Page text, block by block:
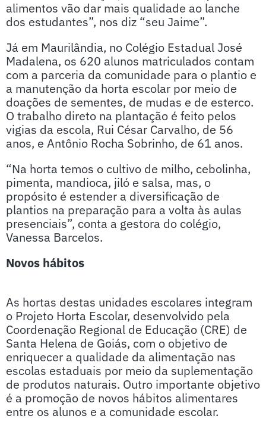
alimentos vão dar mais qualidade ao lanche
dos estudantes”, nos diz “seu Jaime”.
Já em Maurilândia, no Colégio Estadual José
Madalena, os 620 alunos matriculados contam
com a parceria da comunidade para o plantio e
a manutenção da horta escolar por meio de
doações de sementes, de mudas e de esterco.
O trabalho direto na plantação é feito pelos
vigias da escola, Rui César Carvalho, de 56
anos, e Antônio Rocha Sobrinho, de 61 anos.
“Na horta temos o cultivo de milho, cebolinha,
pimenta, mandioca, jiló e salsa, mas, o
propósito é estender a diversificação de
plantios na preparação para a volta às aulas
presenciais”, conta a gestora do colégio,
Vanessa Barcelos.
Novos hábitos
As hortas destas unidades escolares integram
o Projeto Horta Escolar, desenvolvido pela
Coordenação Regional de Educação (CRE) de
Santa Helena de Goiás, com o objetivo de
enriquecer a qualidade da alimentação nas
escolas estaduais por meio da suplementação
de produtos naturais. Outro importante objetivo
é a promoção de novos hábitos alimentares
entre os alunos e a comunidade escolar.